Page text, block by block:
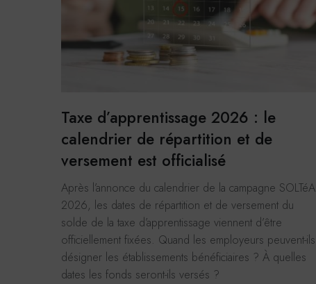
Taxe d’apprentissage 2026 : le
calendrier de répartition et de
versement est officialisé
Après l’annonce du calendrier de la campagne SOLTéA
2026, les dates de répartition et de versement du
solde de la taxe d’apprentissage viennent d’être
officiellement fixées. Quand les employeurs peuvent-ils
désigner les établissements bénéficiaires ? À quelles
dates les fonds seront-ils versés ?